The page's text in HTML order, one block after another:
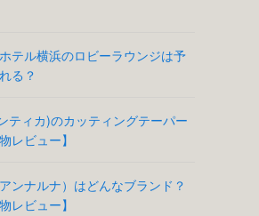
テル横浜のロビーラウンジは予
る？
ティカ)のカッティングテーパー
レビュー】
ンナルナ）はどんなブランド？
レビュー】